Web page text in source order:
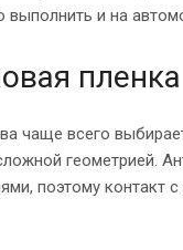
выполнить и на
чаще всего
геометрией.
поэтому контакт